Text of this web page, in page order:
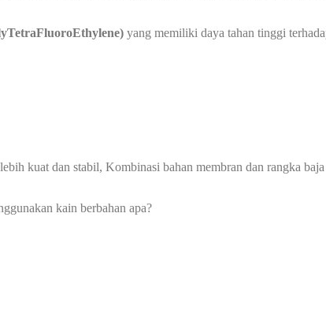
yang memiliki daya tahan tinggi
kuat dan stabil, Kombinasi bahan membran dan rangka
kain berbahan apa?